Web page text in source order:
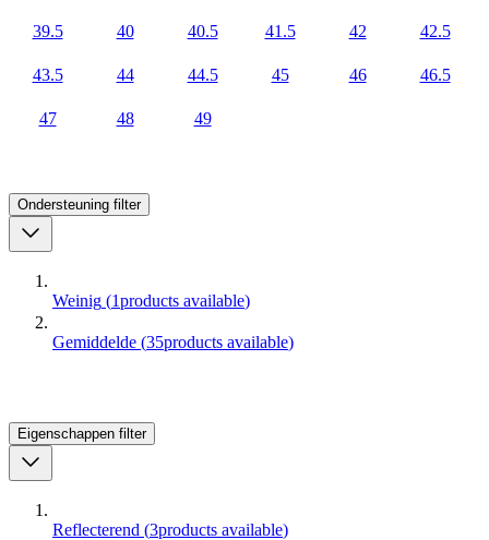
39.5 40 40.5 41.5 42 42.5
43.5 44 44.5 45 46 46.5
47 48 49
Ondersteuning filter
Weinig (1products available)
Gemiddelde (35products available)
Eigenschappen filter
Reflecterend (3products available)